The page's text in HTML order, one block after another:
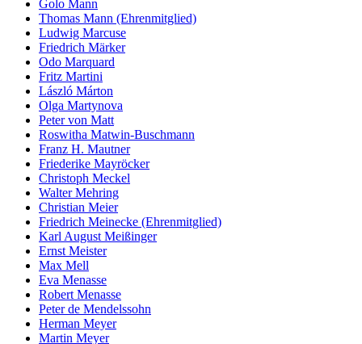
Golo Mann
Thomas Mann (Ehrenmitglied)
Ludwig Marcuse
Friedrich Märker
Odo Marquard
Fritz Martini
László Márton
Olga Martynova
Peter von Matt
Roswitha Matwin-Buschmann
Franz H. Mautner
Friederike Mayröcker
Christoph Meckel
Walter Mehring
Christian Meier
Friedrich Meinecke (Ehrenmitglied)
Karl August Meißinger
Ernst Meister
Max Mell
Eva Menasse
Robert Menasse
Peter de Mendelssohn
Herman Meyer
Martin Meyer